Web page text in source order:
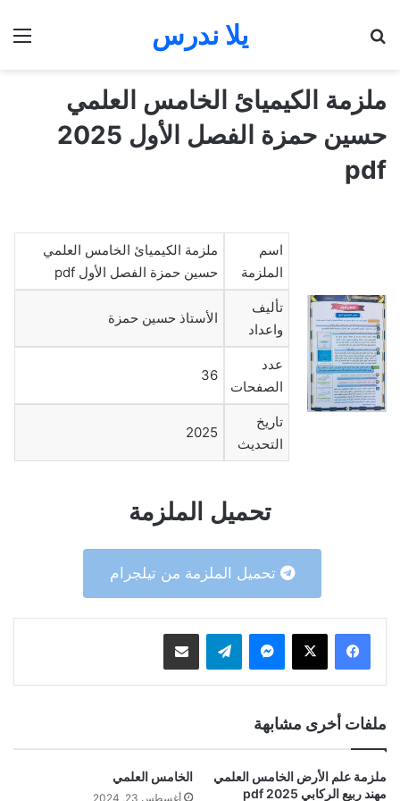
يلا ندرس
ملزمة الكيميائ الخامس العلمي
حسين حمزة الفصل الأول 2025
pdf
اسم
الملزمة
ملزمة الكيميائ الخامس العلمي
حسين حمزة الفصل الأول pdf
تأليف
واعداد
الأستاذ حسين حمزة
عدد
الصفحات
36
تاريخ
التحديث
2025
تحميل الملزمة
تحميل الملزمة من تيلجرام
ماسنجر تيلقرام مشاركة عبر البريد
ملفات أخرى مشابهة
ملزمة علم الأرض الخامس العلمي
مهند ربيع الركابي 2025 pdf
الخامس العلمي
أغسطس 23, 2024